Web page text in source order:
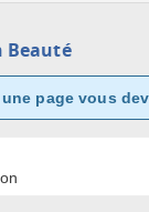
Beauté
page vous